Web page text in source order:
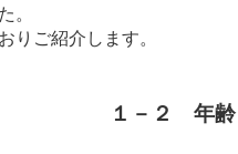
。
りご紹介します。
１－２ 年齢